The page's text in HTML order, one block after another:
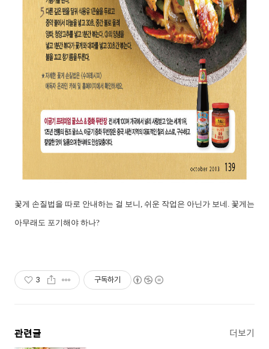
꽃게 손질법을 따로 안내하는 걸 보니, 쉬운 작업은 아닌가 보네. 꽃게는
아무래도 포기해야 하나?
3 구독하기
관련글 더보기